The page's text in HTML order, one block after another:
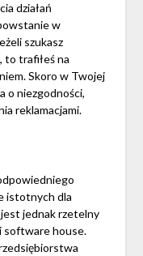
działań
w
szukasz
to trafiłeś na
Skoro w Twojej
o niezgodności,
reklamacjami.
istotnych dla
jednak rzetelny
software house.